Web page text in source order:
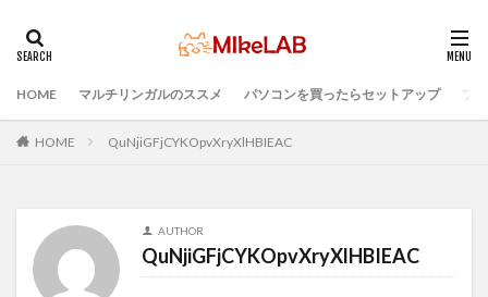
HOME マルチリンガルのススメ パソコンを買ったらセットアップ プ
HOME QuNjiGFjCYKOpvXryXlHBIEAC
AUTHOR
QuNjiGFjCYKOpvXryXlHBIEAC
タグ
LAN IDE インストール
ウィルス対策
PC準備
セキュリティ対策ソフト
Visual Studio Code